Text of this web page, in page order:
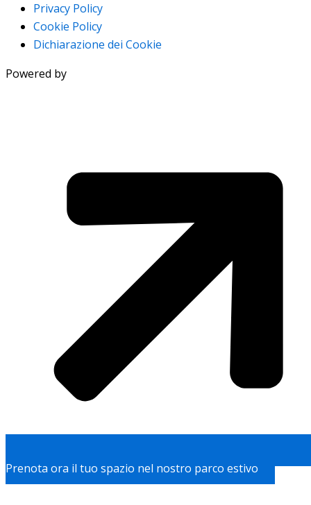
Privacy Policy
Cookie Policy
Dichiarazione dei Cookie
Powered by
Prenota ora il tuo spazio nel nostro parco estivo